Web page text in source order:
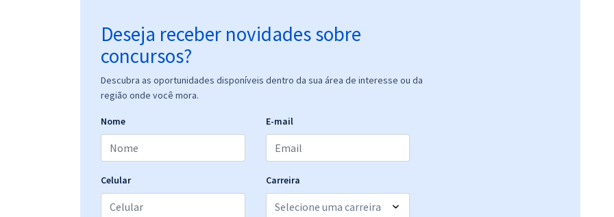
Deseja receber novidades sobre
concursos?
Descubra as oportunidades disponíveis dentro da sua área de interesse ou da
região onde você mora.
Nome E-mail
Celular Carreira